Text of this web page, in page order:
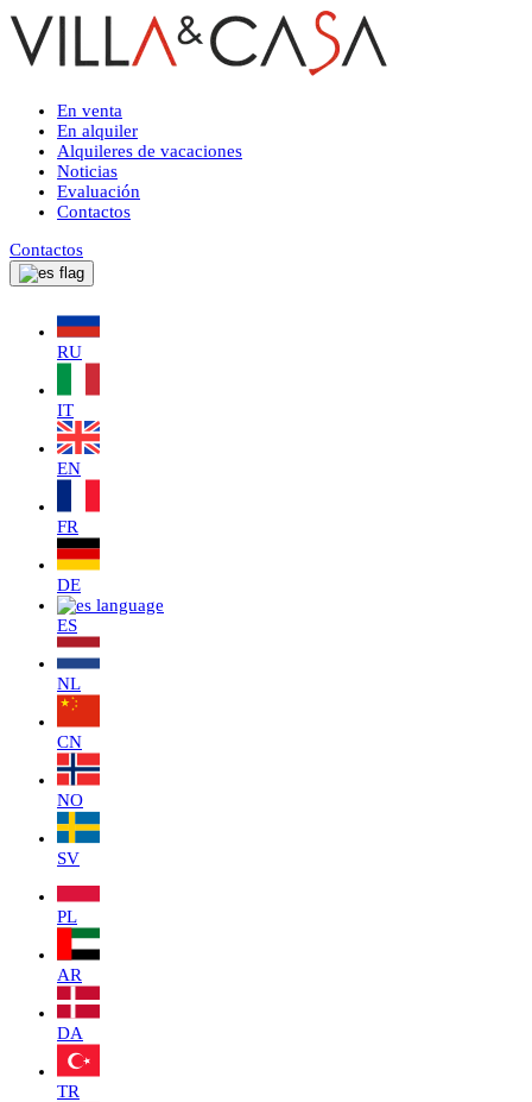
En venta
En alquiler
Alquileres de vacaciones
Noticias
Evaluación
Contactos
Contactos
RU
IT
EN
FR
DE
ES
NL
CN
NO
SV
PL
AR
DA
TR